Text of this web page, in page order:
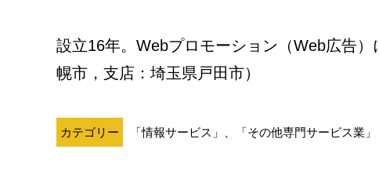
設立16年。Webプロモーション（Web広告
幌市，支店：埼玉県戸田市）
カテゴリー 「情報サービス」、「その他専門サービス業」